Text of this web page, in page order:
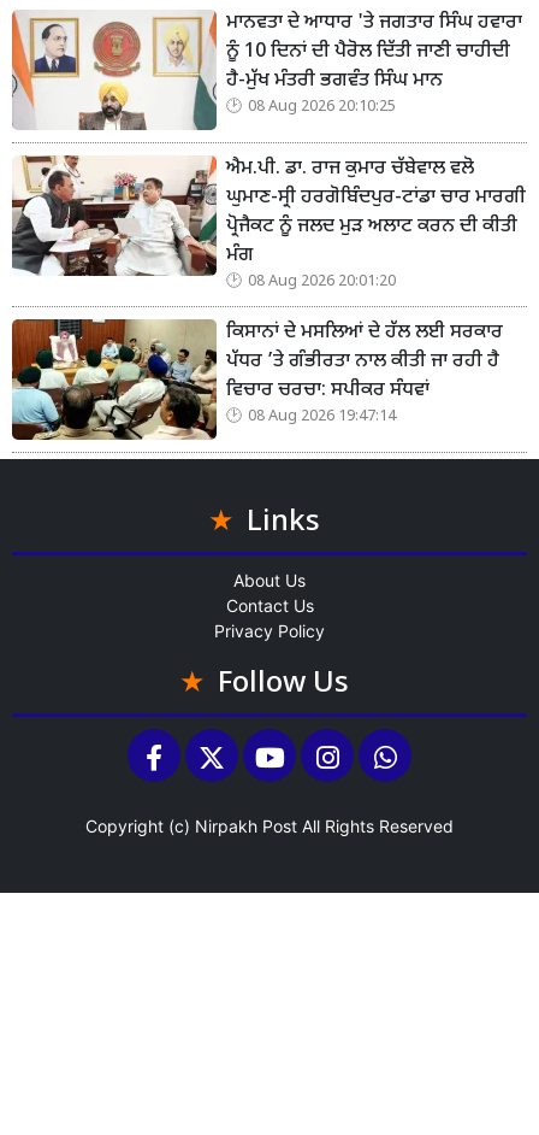
ਮਾਨਵਤਾ ਦੇ ਆਧਾਰ 'ਤੇ ਜਗਤਾਰ ਸਿੰਘ ਹਵਾਰਾ
ਨੂੰ 10 ਦਿਨਾਂ ਦੀ ਪੈਰੋਲ ਦਿੱਤੀ ਜਾਣੀ ਚਾਹੀਦੀ
ਹੈ-ਮੁੱਖ ਮੰਤਰੀ ਭਗਵੰਤ ਸਿੰਘ ਮਾਨ
08 Aug 2026 20:10:25
ਐਮ.ਪੀ. ਡਾ. ਰਾਜ ਕੁਮਾਰ ਚੱਬੇਵਾਲ ਵਲੋ
ਘੁਮਾਣ-ਸ੍ਰੀ ਹਰਗੋਬਿੰਦਪੁਰ-ਟਾਂਡਾ ਚਾਰ ਮਾਰਗੀ
ਪ੍ਰੋਜੈਕਟ ਨੂੰ ਜਲਦ ਮੁੜ ਅਲਾਟ ਕਰਨ ਦੀ ਕੀਤੀ
ਮੰਗ
08 Aug 2026 20:01:20
ਕਿਸਾਨਾਂ ਦੇ ਮਸਲਿਆਂ ਦੇ ਹੱਲ ਲਈ ਸਰਕਾਰ
ਪੱਧਰ ’ਤੇ ਗੰਭੀਰਤਾ ਨਾਲ ਕੀਤੀ ਜਾ ਰਹੀ ਹੈ
ਵਿਚਾਰ ਚਰਚਾ: ਸਪੀਕਰ ਸੰਧਵਾਂ
08 Aug 2026 19:47:14
Links
About Us
Contact Us
Privacy Policy
Follow Us
Copyright (c) Nirpakh Post All Rights Reserved